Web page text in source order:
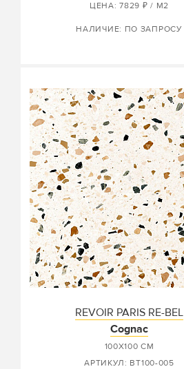
ЦЕНА: 7829 ₽ / М2
НАЛИЧИЕ: ПО ЗАПРОСУ
REVOIR PARIS RE-BEL
Cognac
100X100 СМ
АРТИКУЛ: BT100-005